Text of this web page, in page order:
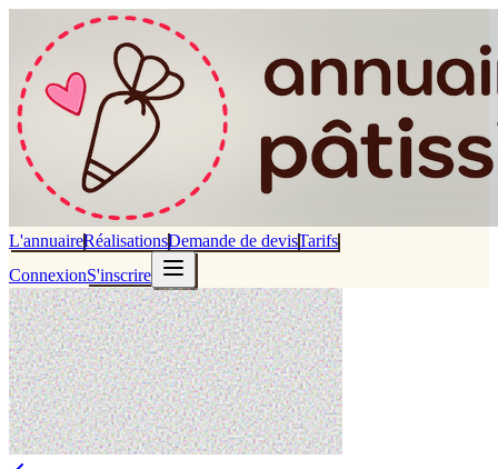
L'annuaireRéalisationsDemande de devisTarifs
ConnexionS'inscrire